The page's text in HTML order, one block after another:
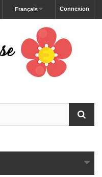
Connexion
Français